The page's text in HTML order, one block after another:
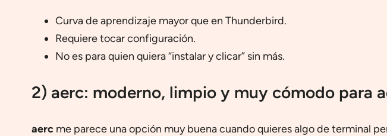
Curva de aprendizaje mayor que en Thunderbird.
Requiere tocar configuración.
No es para quien quiera “instalar y clicar” sin más.
2) aerc: moderno, limpio y muy cómodo para
aercme parece una opción muy buena cuando quieres algo de terminal